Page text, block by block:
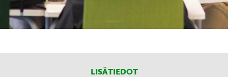
LISÄTIEDOT